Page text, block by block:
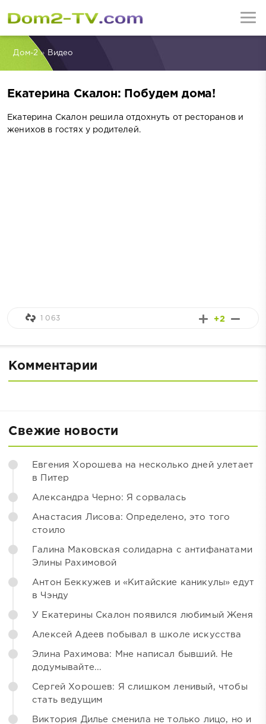
Дом-2» Видео
Екатерина Скалон: Побудем дома!
Екатерина Скалон решила отдохнуть от ресторанов и
женихов в гостях у родителей.
+2
1 063
Комментарии
Свежие новости
Евгения Хорошева на несколько дней улетает
в Питер
Александра Черно: Я сорвалась
Анастасия Лисова: Определено, это того
стоило
Галина Маковская солидарна с антифанатами
Элины Рахимовой
Антон Беккужев и «Китайские каникулы» едут
в Чэнду
У Екатерины Скалон появился любимый Женя
Алексей Адеев побывал в школе искусства
Элина Рахимова: Мне написал бывший. Не
додумывайте...
Сергей Хорошев: Я слишком ленивый, чтобы
стать ведущим
Виктория Дилье сменила не только лицо, но и